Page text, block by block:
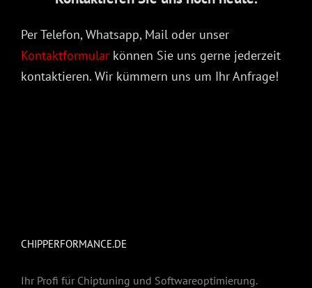
Per Telefon, Whatsapp, Mail oder unser
Kontaktformular können Sie uns gerne jederzeit
kontaktieren. Wir kümmern uns um Ihr Anfrage!
CHIPPERFORMANCE.DE
Ihr Profi für Chiptuning und Softwareoptimierung.